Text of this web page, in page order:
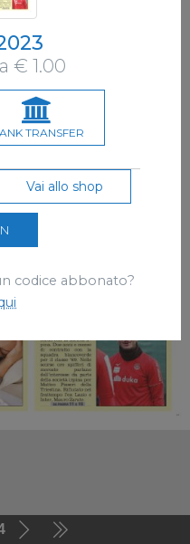
€ 1.00
TRANSFER
Vai allo shop
codice abbonato?